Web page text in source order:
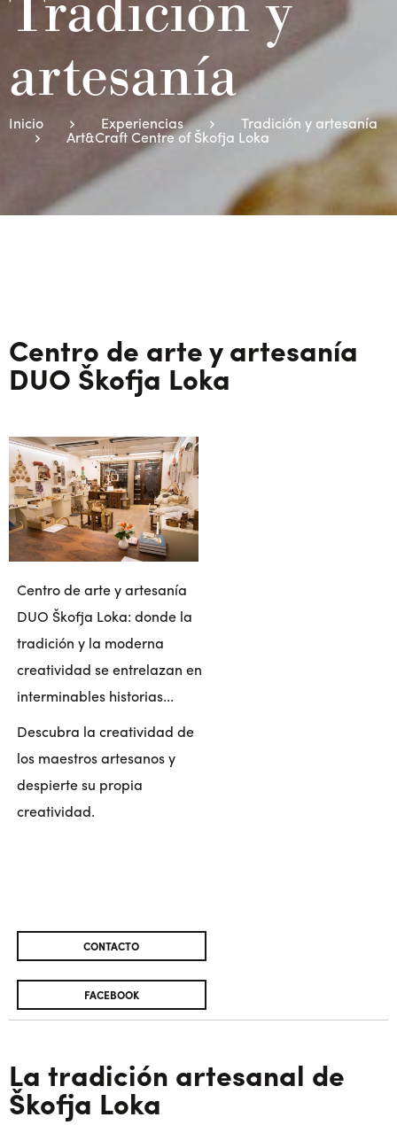
artesanía
Inicio Experiencias Tradición y artesanía
Art&Craft Centre of Škofja Loka
Centro de arte y artesanía
DUO Škofja Loka
Centro de arte y artesanía
DUO Škofja Loka: donde la
tradición y la moderna
creatividad se entrelazan en
interminables historias...
Descubra la creatividad de
los maestros artesanos y
despierte su propia
creatividad.
CONTACTO
FACEBOOK
La tradición artesanal de
Škofja Loka